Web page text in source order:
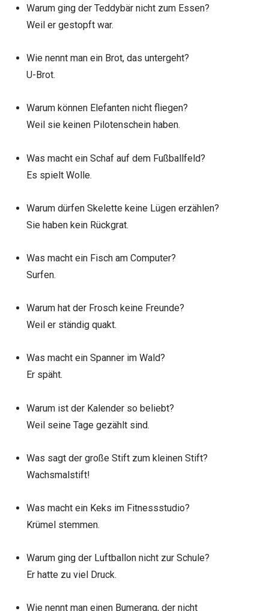
Warum ging der Teddybär nicht zum Essen?
Weil er gestopft war.
Wie nennt man ein Brot, das untergeht?
U-Brot.
Warum können Elefanten nicht fliegen?
Weil sie keinen Pilotenschein haben.
Was macht ein Schaf auf dem Fußballfeld?
Es spielt Wolle.
Warum dürfen Skelette keine Lügen erzählen?
Sie haben kein Rückgrat.
Was macht ein Fisch am Computer?
Surfen.
Warum hat der Frosch keine Freunde?
Weil er ständig quakt.
Was macht ein Spanner im Wald?
Er späht.
Warum ist der Kalender so beliebt?
Weil seine Tage gezählt sind.
Was sagt der große Stift zum kleinen Stift?
Wachsmalstift!
Was macht ein Keks im Fitnessstudio?
Krümel stemmen.
Warum ging der Luftballon nicht zur Schule?
Er hatte zu viel Druck.
Wie nennt man einen Bumerang, der nicht